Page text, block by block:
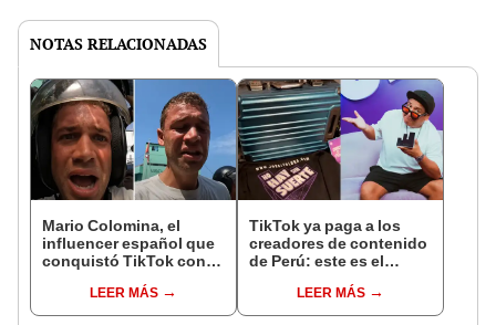
NOTAS RELACIONADAS
Mario Colomina, el
influencer español que
conquistó TikTok con
"Mi amor nació por la
gastronomía"
LEER MÁS
TikTok ya paga a los
creadores de contenido
de Perú: este es el
llegar a cobrar por 1.000
vistas
LEER MÁS